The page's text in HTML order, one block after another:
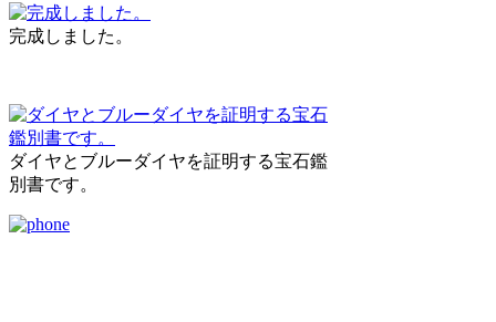
完成しました。
ダイヤとブルーダイヤを証明する宝石鑑
別書です。